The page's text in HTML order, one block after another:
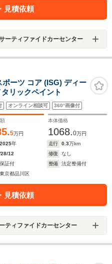
見積依頼
ーティファイドカーセンター
ーツ コア (ISG) ディー
リックペイント
オンライン相談可 360°画像付
5万円
本体価格
1068.0万円
2025年 走行 0.3万km
'28/12 修復
なし
保証付 整備
法定整備付
東京都品川区
見積依頼
ティファイドカーセンター